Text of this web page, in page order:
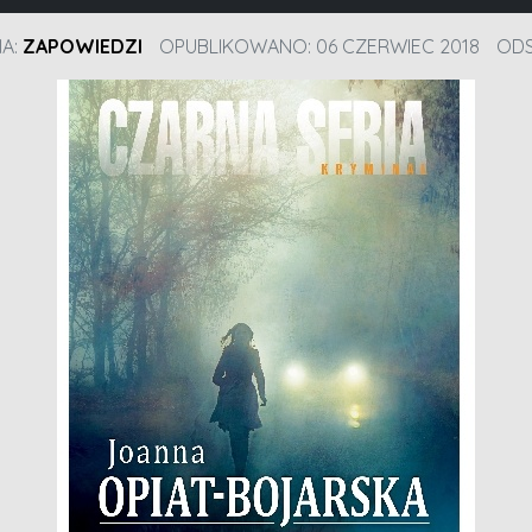
ZAPOWIEDZI OPUBLIKOWANO: 06 CZERWIEC 2018